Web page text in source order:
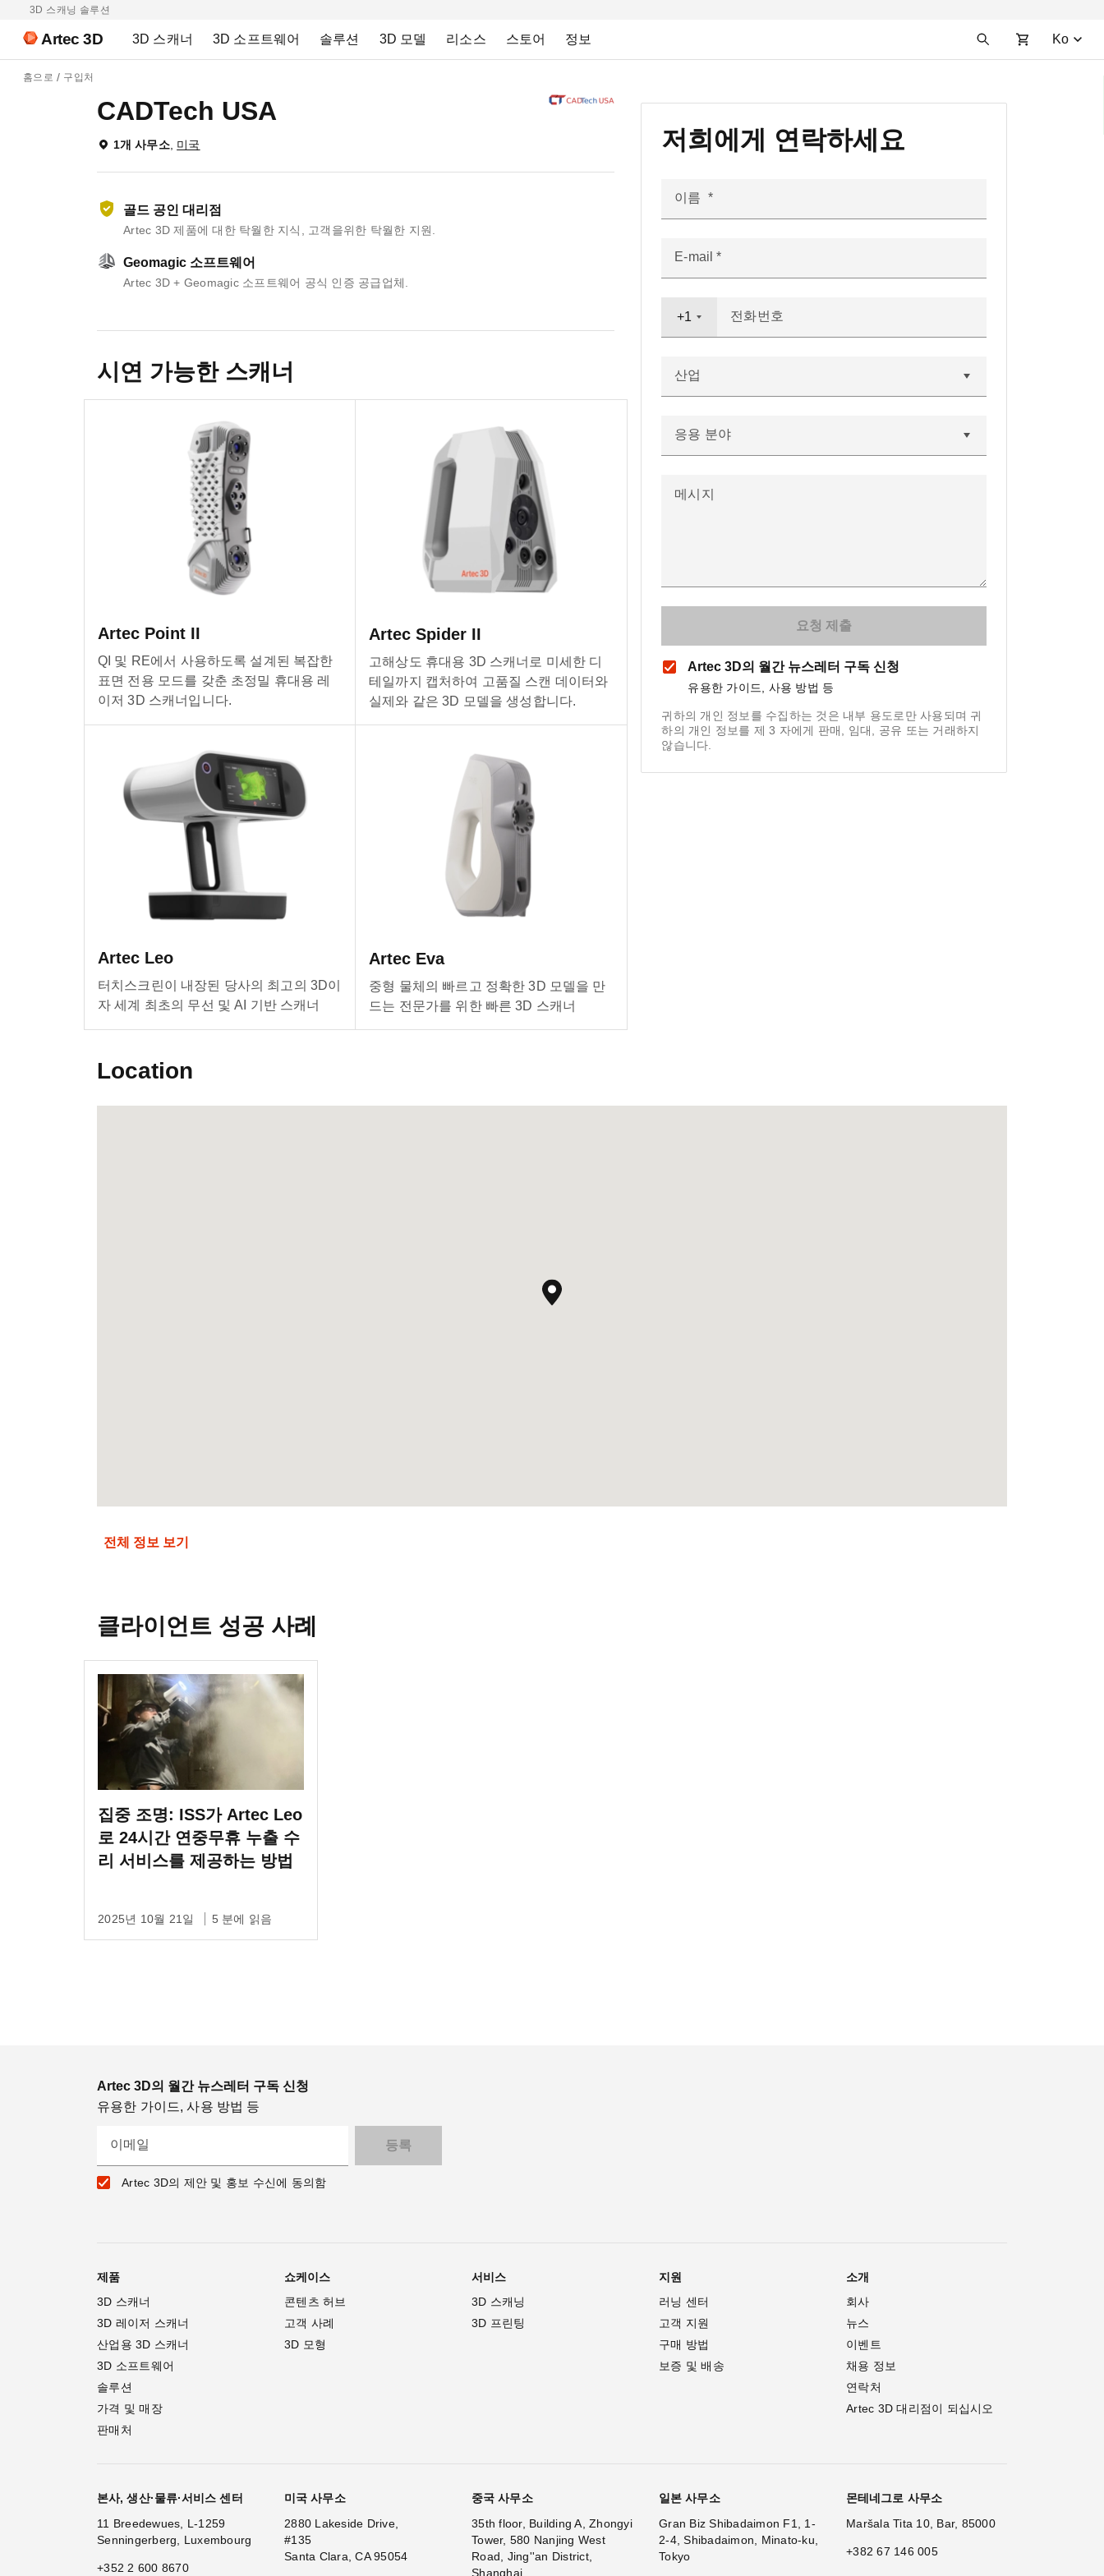
3D 스캐닝 솔루션
Artec 3D 3D 스캐너 3D 소프트웨어 솔루션 3D 모델 리소스 스토어 정보 Ko
홈으로 구입처
CADTech USA
1개 사무소, 미국
골드 공인 대리점
Artec 3D 제품에 대한 탁월한 지식, 고객을위한 탁월한 지원.
Geomagic 소프트웨어
Artec 3D + Geomagic 소프트웨어 공식 인증 공급업체.
저희에게 연락하세요
이름
E-mail
전화번호
+1
산업
응용 분야
메시지
Artec 3D의 월간 뉴스레터 구독 신청
유용한 가이드, 사용 방법 등
귀하의 개인 정보를 수집하는 것은 내부 용도로만 사용되며 귀
하의 개인 정보를 제 3 자에게 판매, 임대, 공유 또는 거래하지
않습니다.
시연 가능한 스캐너
Artec Point II
QI 및 RE에서 사용하도록 설계된 복잡한
표면 전용 모드를 갖춘 초정밀 휴대용 레
이저 3D 스캐너입니다.
Artec Spider II
고해상도 휴대용 3D 스캐너로 미세한 디
테일까지 캡처하여 고품질 스캔 데이터와
실제와 같은 3D 모델을 생성합니다.
Artec Leo
터치스크린이 내장된 당사의 최고의 3D이
자 세계 최초의 무선 및 AI 기반 스캐너
Artec Eva
중형 물체의 빠르고 정확한 3D 모델을 만
드는 전문가를 위한 빠른 3D 스캐너
Location
전체 정보 보기
클라이언트 성공 사례
집중 조명: ISS가 Artec Leo
로 24시간 연중무휴 누출 수
리 서비스를 제공하는 방법
2025년 10월 21일 5 분에 읽음
Artec 3D의 월간 뉴스레터 구독 신청
유용한 가이드, 사용 방법 등
이메일
Artec 3D의 제안 및 홍보 수신에 동의함
제품
3D 스캐너
3D 레이저 스캐너
산업용 3D 스캐너
3D 소프트웨어
솔루션
가격 및 매장
판매처
쇼케이스
콘텐츠 허브
고객 사례
3D 모형
서비스
3D 스캐닝
3D 프린팅
지원
러닝 센터
고객 지원
구매 방법
보증 및 배송
소개
회사
뉴스
이벤트
채용 정보
연락처
Artec 3D 대리점이 되십시오
본사, 생산·물류·서비스 센터
11 Breedewues, L-1259
Senningerberg, Luxembourg
+352 2 600 8670
미국 사무소
2880 Lakeside Drive,
#135
Santa Clara, CA 95054
중국 사무소
35th floor, Building A, Zhongyi
Tower, 580 Nanjing West
Road, Jing''an District,
Shanghai
일본 사무소
Gran Biz Shibadaimon F1, 1-
2-4, Shibadaimon, Minato-ku,
Tokyo
몬테네그로 사무소
Maršala Tita 10, Bar, 85000
+382 67 146 005